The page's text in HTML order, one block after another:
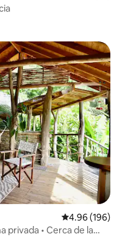
Calificación
4.96 (196)
privada • Cerca de la